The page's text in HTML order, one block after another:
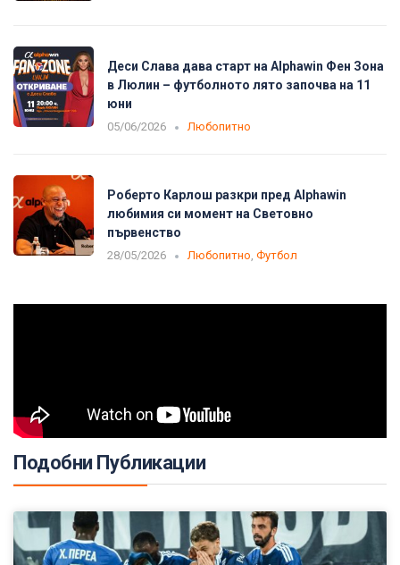
Деси Слава дава старт на Alphawin Фен Зона
в Люлин – футболното лято започва на 11
юни
05/06/2026 Любопитно
Роберто Карлош разкри пред Alphawin
любимия си момент на Световно
първенство
28/05/2026 Любопитно Футбол
Подобни Публикации